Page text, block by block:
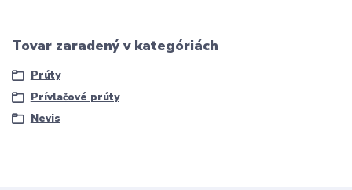
Tovar zaradený v kategóriách
Prúty
Prívlačové prúty
Nevis